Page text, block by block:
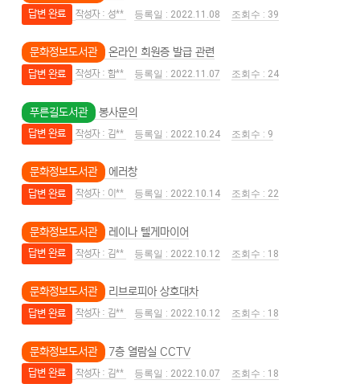
답변 완료 성** 2022.11.08 39
문화정보도서관 온라인 회원증 발급 관련
답변 완료 함** 2022.11.07 24
푸른길도서관 봉사문의
답변 완료 김** 2022.10.24 9
문화정보도서관 에러창
답변 완료 이** 2022.10.14 22
문화정보도서관 레이나 텔게마이어
답변 완료 김** 2022.10.12 18
문화정보도서관 리브로피아 상호대차
답변 완료 김** 2022.10.12 18
문화정보도서관 7층 열람실 CCTV
답변 완료 김** 2022.10.07 18